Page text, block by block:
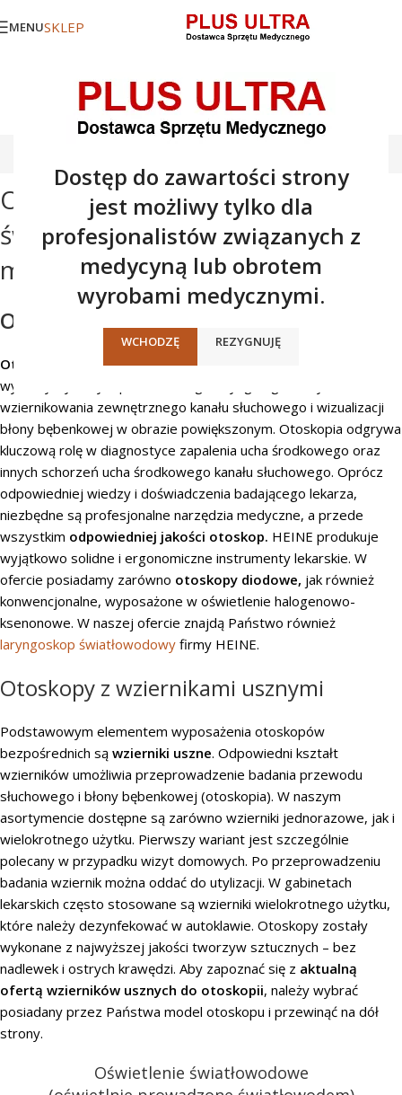
Dostęp do zawartości strony
jest możliwy tylko dla
profesjonalistów związanych z
medycyną lub obrotem
wyrobami medycznymi.
WCHODZĘ REZYGNUJĘ
MENUSKLEP
Otoskop diodowy i
światłowodowy – Instrumenty
medyczne Heine
Otoskopy HEINE
Otoskop bezpośrednijest podstawowym narzędziem
wykorzystywanym przez każdego laryngologa. Służy do
wziernikowania zewnętrznego kanału słuchowego i wizualizacji
błony bębenkowej w obrazie powiększonym. Otoskopia odgrywa
kluczową rolę w diagnostyce zapalenia ucha środkowego oraz
innych schorzeń ucha środkowego kanału słuchowego. Oprócz
odpowiedniej wiedzy i doświadczenia badającego lekarza,
niezbędne są profesjonalne narzędzia medyczne, a przede
wszystkim odpowiedniej jakości otoskop. HEINE produkuje
wyjątkowo solidne i ergonomiczne instrumenty lekarskie. W
ofercie posiadamy zarówno otoskopy diodowe, jak również
konwencjonalne, wyposażone w oświetlenie halogenowo-
ksenonowe. W naszej ofercie znajdą Państwo również
laryngoskop światłowodowy firmy HEINE.
Otoskopy z wziernikami usznymi
Podstawowym elementem wyposażenia otoskopów
bezpośrednich są wzierniki uszne. Odpowiedni kształt
wzierników umożliwia przeprowadzenie badania przewodu
słuchowego i błony bębenkowej (otoskopia). W naszym
asortymencie dostępne są zarówno wzierniki jednorazowe, jak i
wielokrotnego użytku. Pierwszy wariant jest szczególnie
polecany w przypadku wizyt domowych. Po przeprowadzeniu
badania wziernik można oddać do utylizacji. W gabinetach
lekarskich często stosowane są wzierniki wielokrotnego użytku,
które należy dezynfekować w autoklawie. Otoskopy zostały
wykonane z najwyższej jakości tworzyw sztucznych – bez
nadlewek i ostrych krawędzi. Aby zapoznać się z aktualną
ofertą wzierników usznych do otoskopii, należy wybrać
posiadany przez Państwa model otoskopu i przewinąć na dół
strony.
Oświetlenie światłowodowe